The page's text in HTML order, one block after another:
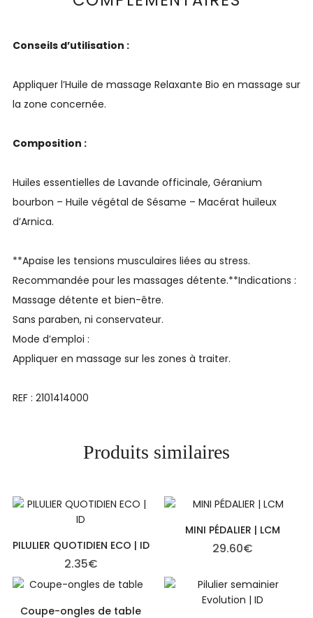
Conseils d’utilisation :
Appliquer l’Huile de massage Relaxante Bio en massage sur
la zone concernée.
Composition :
Huiles essentielles de Lavande officinale, Géranium
bourbon – Huile végétal de Sésame – Macérat huileux
d’Arnica.
**Apaise les tensions musculaires liées au stress.
Recommandée pour les massages détente.**Indications :
Massage détente et bien-être.
Sans paraben, ni conservateur.
Mode d’emploi :
Appliquer en massage sur les zones à traiter.
REF : 2101414000
Produits similaires
PILULIER QUOTIDIEN ECO | ID
2.35€
MINI PÉDALIER | LCM
29.60€
Coupe-ongles de table